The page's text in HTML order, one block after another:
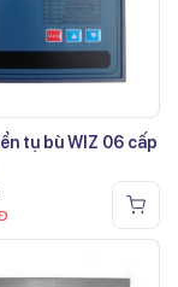
tụ bù WIZ 06 cấp